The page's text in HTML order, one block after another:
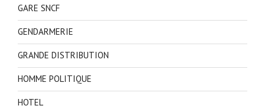
GARE SNCF
GENDARMERIE
GRANDE DISTRIBUTION
HOMME POLITIQUE
HOTEL